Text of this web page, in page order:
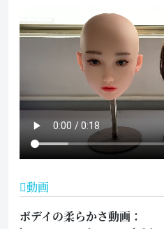
動画
ボデイの柔らかさ動画：